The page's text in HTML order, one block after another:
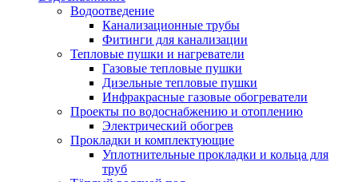
Водоотведение
Канализационные трубы
Фитинги для канализации
Тепловые пушки и нагреватели
Газовые тепловые пушки
Дизельные тепловые пушки
Инфракрасные газовые обогреватели
Проекты по водоснабжению и отоплению
Электрический обогрев
Прокладки и комплектующие
Уплотнительные прокладки и кольца для
труб